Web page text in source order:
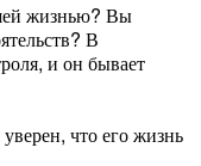
жизнью? Вы
В
и он бывает
что его жизнь